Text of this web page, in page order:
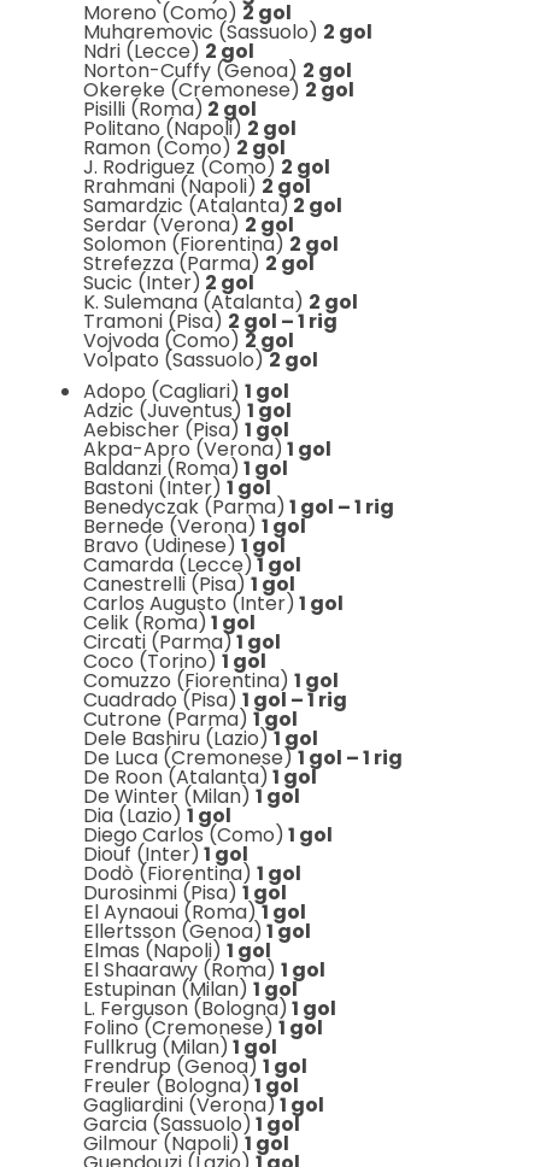
Moreno (Como) 2 gol
Muharemovic (Sassuolo) 2 gol
Ndri (Lecce) 2 gol
Norton-Cuffy (Genoa) 2 gol
Okereke (Cremonese) 2 gol
Pisilli (Roma) 2 gol
Politano (Napoli) 2 gol
Ramon (Como)2 gol
J. Rodriguez (Como) 2 gol
Rrahmani (Napoli) 2 gol
Samardzic (Atalanta)2 gol
Serdar (Verona) 2 gol
Solomon (Fiorentina) 2 gol
Strefezza (Parma) 2 gol
Sucic (Inter) 2 gol
K. Sulemana (Atalanta) 2 gol
Tramoni (Pisa) 2 gol – 1 rig
Vojvoda (Como) 2 gol
Volpato (Sassuolo)2 gol
Adopo (Cagliari) 1 gol
Adzic (Juventus) 1 gol
Aebischer (Pisa) 1 gol
Akpa-Apro (Verona) 1 gol
Baldanzi (Roma) 1 gol
Bastoni (Inter) 1 gol
Benedyczak (Parma) 1 gol – 1 rig
Bernede (Verona) 1 gol
Bravo (Udinese) 1 gol
Camarda (Lecce)1 gol
Canestrelli (Pisa)1 gol
Carlos Augusto (Inter) 1 gol
Celik (Roma) 1 gol
Circati (Parma)1 gol
Coco (Torino) 1 gol
Comuzzo (Fiorentina) 1 gol
Cuadrado (Pisa) 1 gol – 1 rig
Cutrone (Parma) 1 gol
Dele Bashiru (Lazio)1 gol
De Luca (Cremonese)1 gol – 1 rig
De Roon (Atalanta) 1 gol
De Winter (Milan) 1 gol
Dia (Lazio) 1 gol
Diego Carlos (Como) 1 gol
Diouf (Inter) 1 gol
Dodò (Fiorentina) 1 gol
Durosinmi (Pisa) 1 gol
El Aynaoui (Roma)1 gol
Ellertsson (Genoa) 1 gol
Elmas (Napoli) 1 gol
El Shaarawy (Roma) 1 gol
Estupinan (Milan) 1 gol
L. Ferguson (Bologna) 1 gol
Folino (Cremonese) 1 gol
Fullkrug (Milan) 1 gol
Frendrup (Genoa) 1 gol
Freuler (Bologna)1 gol
Gagliardini (Verona)1 gol
Garcia (Sassuolo) 1 gol
Gilmour (Napoli)1 gol